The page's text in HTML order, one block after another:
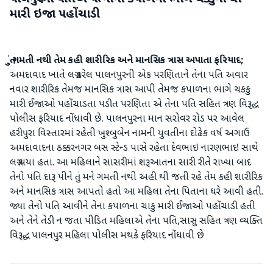
મારી ઇજા પહોંચાડી
તું ગમતી નથી તેમ કહી શારીરિક અને માનસિક ત્રાસ અપાતા ફરિયાદ;
અમદાવાદ ખાતે લગ્ન કરેલ પાલનપુરની એક પરણિતાને તેના પતિ અવાર
નવાર શારીરિક તેમજ માનસિક ત્રાસ આપી તેમજ કપાળના ભાગે ચકકુ
મારી ઈજાઓ પહોંચાડતા પડીત પરણિતા એ તેના પતિ સહિત ત્રણ વિરૂદ્ધ
પોલીસ ફરિયાદ નોંધાવી છે. પાલનપુરના માન સરોવર રોડ પર આવેલ
હરીપુરા વિસ્તારમાં રહેતી ખુશ્બુબેન નામની યુવતીના દોઢેક વર્ષ અગાઉ
અમદાવાદના ઠક્કરનગર બસ સ્ટેન્ડ પાસે રહેતા દેવભાઇ નારણભાઇ સાથે
લગ્ન થયા હતા. આ મહિલાને સાસરીમાં શરૂઆતના સારી રીતે રાખ્યા બાદ
તેનો પતિ દારૂ પીને તું મને ગમતી નથી અહી થી જતી રહે તેમ કહી શારીરિક
અને માનસિક ત્રાસ આપતો હતો આ મહિલા તેના પિતાના ઘરે આવી હતી.
જ્યા તેનો પતિ આવીને તેના કપાળના ચાકુ મારી ઈજાઓ પહોંચાડી હતી
અને તેને તેડી ન જતા પીડિત મહિલાએ તેના પતિ,સાસુ સહિત ત્રણ વ્યક્તિ
વિરૂદ્ધ પાલનપુર મહિલા પોલીસ મથકે ફરિયાદ નોંધાવી છે